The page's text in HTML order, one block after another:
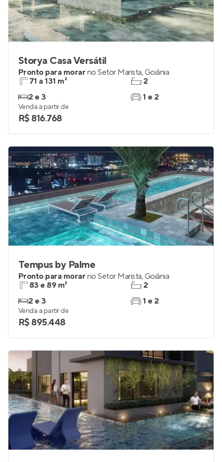
Storya Casa Versátil
Pronto para morar no Setor Marista, Goiânia
71 a 131 m²
2 e 3
2
1 e 2
Venda a partir de
R$ 816.768
Tempus by Palme
Pronto para morar no Setor Marista, Goiânia
83 e 89 m²
2 e 3
2
1 e 2
Venda a partir de
R$ 895.448